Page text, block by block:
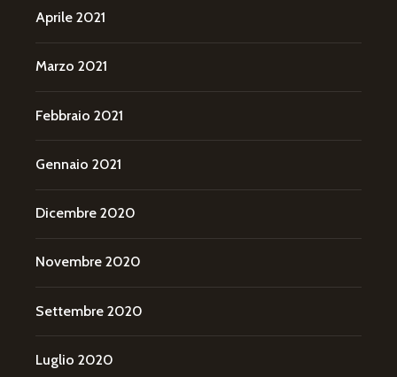
Aprile 2021
Marzo 2021
Febbraio 2021
Gennaio 2021
Dicembre 2020
Novembre 2020
Settembre 2020
Luglio 2020